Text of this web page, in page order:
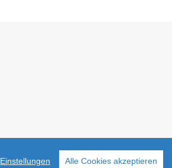
Einstellungen Alle Cookies akzeptieren